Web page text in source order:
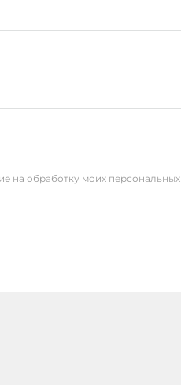
на обработку моих персональных